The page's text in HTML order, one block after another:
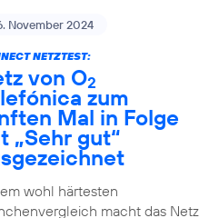
November 2024
NETZTEST:
von O2
zum
Mal in Folge
„Sehr gut“
wohl härtesten
macht das Netz